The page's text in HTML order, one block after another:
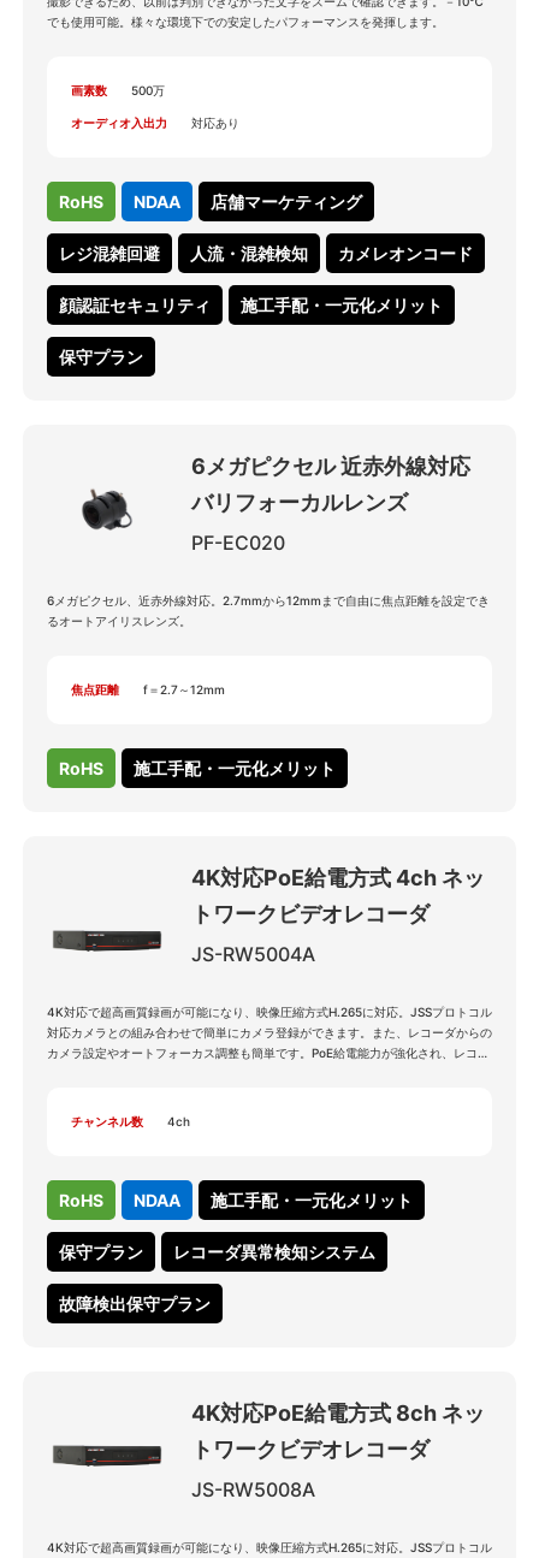
でも使用可能。様々な環境下での安定したパフォーマンスを発揮します。
画素数 500万
オーディオ入出力 対応あり
RoHS NDAA 店舗マーケティング
レジ混雑回避 人流・混雑検知 カメレオンコード
顔認証セキュリティ 施工手配・一元化メリット
保守プラン
6メガピクセル 近赤外線対応
バリフォーカルレンズ
PF-EC020
6メガピクセル、近赤外線対応。2.7mmから12mmまで自由に焦点距離を設定でき
るオートアイリスレンズ。
焦点距離 f＝2.7～12mm
RoHS 施工手配・一元化メリット
4K対応PoE給電方式 4ch ネッ
トワークビデオレコーダ
JS-RW5004A
4K対応で超高画質録画が可能になり、映像圧縮方式H.265に対応。JSSプロトコル
対応カメラとの組み合わせで簡単にカメラ登録ができます。また、レコーダからの
カメラ設定やオートフォーカス調整も簡単です。PoE給電能力が強化され、レコー
チャンネル数 4ch
RoHS NDAA 施工手配・一元化メリット
保守プラン レコーダ異常検知システム
故障検出保守プラン
4K対応PoE給電方式 8ch ネッ
トワークビデオレコーダ
JS-RW5008A
4K対応で超高画質録画が可能になり、映像圧縮方式H.265に対応。JSSプロトコル